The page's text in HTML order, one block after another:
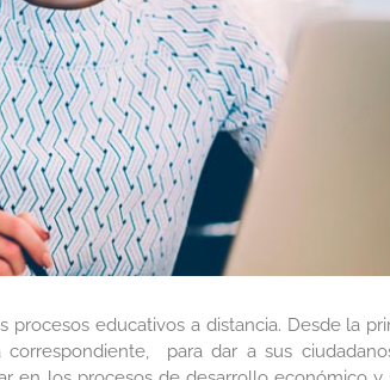
educativos a distancia. Desde la
para dar a sus